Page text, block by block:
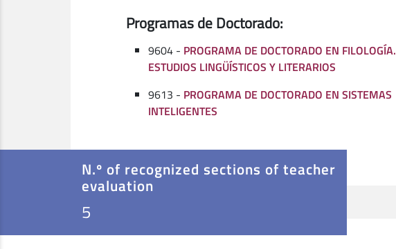
Programas de Doctorado:
9604 - PROGRAMA DE DOCTORADO EN FILOLOGÍA.
ESTUDIOS LINGÜÍSTICOS Y LITERARIOS
9613 - PROGRAMA DE DOCTORADO EN SISTEMAS
INTELIGENTES
N.º of recognized sections of teacher
evaluation
5